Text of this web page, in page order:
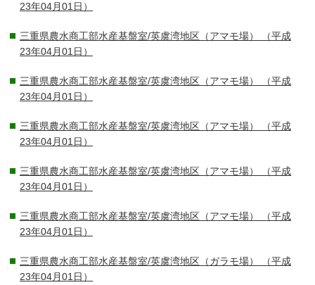
23年04月01日）
三重県農水商工部水産基盤室/英虞湾地区（アマモ場）
（平成
23年04月01日）
三重県農水商工部水産基盤室/英虞湾地区（アマモ場）
（平成
23年04月01日）
三重県農水商工部水産基盤室/英虞湾地区（アマモ場）
（平成
23年04月01日）
三重県農水商工部水産基盤室/英虞湾地区（アマモ場）
（平成
23年04月01日）
三重県農水商工部水産基盤室/英虞湾地区（アマモ場）
（平成
23年04月01日）
三重県農水商工部水産基盤室/英虞湾地区（ガラモ場）
（平成
23年04月01日）